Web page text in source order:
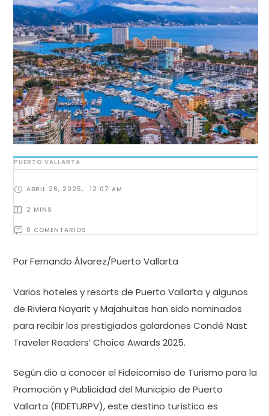
PUERTO VALLARTA
ABRIL 26, 2025, 12:07 AM
2 MINS
0 COMENTARIOS
Por Fernando Álvarez/Puerto Vallarta
Varios hoteles y resorts de Puerto Vallarta y algunos
de Riviera Nayarit y Majahuitas han sido nominados
para recibir los prestigiados galardones Condé Nast
Traveler Readers’ Choice Awards 2025.
Según dio a conocer el Fideicomiso de Turismo para la
Promoción y Publicidad del Municipio de Puerto
Vallarta (FIDETURPV), este destino turístico es